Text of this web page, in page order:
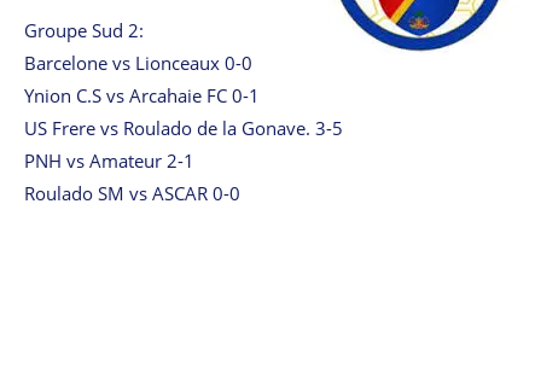
Groupe Sud 2:
Barcelone vs Lionceaux 0-0
Ynion C.S vs Arcahaie FC 0-1
US Frere vs Roulado de la Gonave. 3-5
PNH vs Amateur 2-1
Roulado SM vs ASCAR 0-0